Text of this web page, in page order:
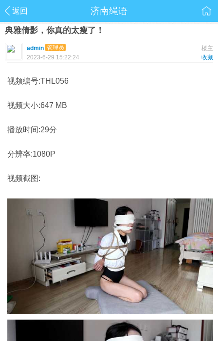
返回 济南绳语
典雅倩影，你真的太瘦了！
楼主
admin 管理员
收藏
2023-6-29 15:22:24
视频编号:THL056
视频大小:647 MB
播放时间:29分
分辨率:1080P
视频截图: